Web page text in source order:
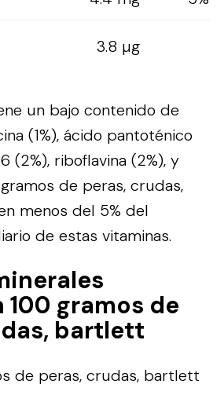
3.8 µg
un bajo contenido de
(1%), ácido pantoténico
(2%), riboflavina (2%), y
de peras, crudas,
menos del 5% del
de estas vitaminas.
gramos de
bartlett
de peras, crudas, bartlett